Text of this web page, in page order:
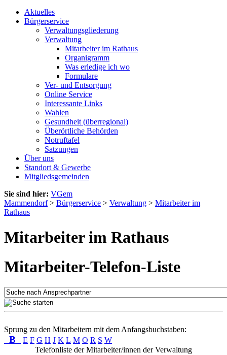
Aktuelles
Bürgerservice
Verwaltungsgliederung
Verwaltung
Mitarbeiter im Rathaus
Organigramm
Was erledige ich wo
Formulare
Ver- und Entsorgung
Online Service
Interessante Links
Wahlen
Gesundheit (überregional)
Überörtliche Behörden
Notruftafel
Satzungen
Über uns
Standort & Gewerbe
Mitgliedsgemeinden
Sie sind hier: VGem
Mammendorf> Bürgerservice > Verwaltung > Mitarbeiter im
Rathaus
Mitarbeiter im Rathaus
Mitarbeiter-Telefon-Liste
Sprung zu den Mitarbeitern mit dem Anfangsbuchstaben:
B E F G H J K L M O R S W
Telefonliste der Mitarbeiter/innen der Verwaltung